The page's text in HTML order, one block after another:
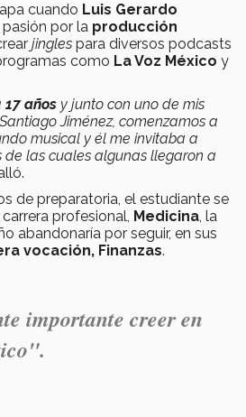
cuando Luis Gerardo
por la producción
jingles para diversos podcasts
como La Voz México y
17 años y junto con uno de mis
Jiménez, comenzamos a
musical y él me invitaba a
de las cuales algunas llegaron a
de preparatoria, el estudiante se
profesional, Medicina, la
abandonaría por seguir, en sus
vocación, Finanzas.
importante creer en